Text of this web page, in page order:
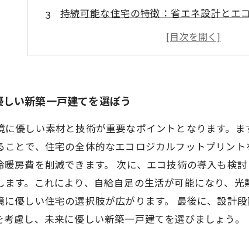
持続可能な住宅の特徴：省エネ設計とエ
地域貢献：自治体や企業による環境への取
あなたの選択が未来を変える：エコな家
持続可能な生活をあなたに：理想の新築
い新築一戸建てを選ぼう
優しい素材と技術が重要なポイントとなります。
とで、住宅の全体的なエコロジカルフットプリン
房費を削減できます。 次に、エコ技術の導入も検
す。これにより、自給自足の生活が可能になり、
優しい住宅の選択肢が広がります。 最後に、設計
慮し、未来に優しい新築一戸建てを選びましょう。